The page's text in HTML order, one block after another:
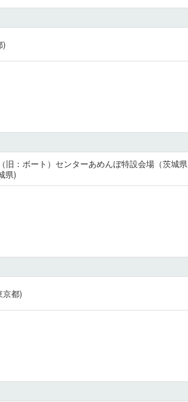
)
旧：ボート）センターあめんぼ特設会場（茨城県
県)
京都)